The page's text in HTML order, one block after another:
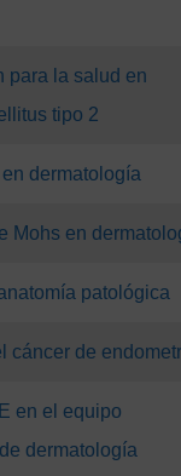
para la salud en
tipo 2
dermatología
Mohs en
patológica
cáncer de
en el equipo
dermatología